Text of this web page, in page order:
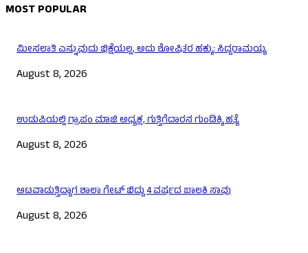
MOST POPULAR
ಮೀಸಲಾತಿ ಎನ್ನುವುದು ಭಿಕ್ಷೆಯಲ್ಲ, ಅದು ಶೋಷಿತರ ಹಕ್ಕು: ಸಿದ್ದರಾಮಯ್ಯ
August 8, 2026
ಉಡುಪಿಯಲ್ಲಿ ಗ್ರಾಪಂ ಮಾಜಿ ಅಧ್ಯಕ್ಷ, ಗುತ್ತಿಗೆದಾರನ ಗುಂಡಿಕ್ಕಿ ಹತ್ಯೆ
August 8, 2026
ಆಟವಾಡುತ್ತಿದ್ದಾಗ ಶಾಲಾ ಗೇಟ್‌ ಬಿದ್ದು 4 ವರ್ಷದ ಬಾಲಕಿ ಸಾವು
August 8, 2026